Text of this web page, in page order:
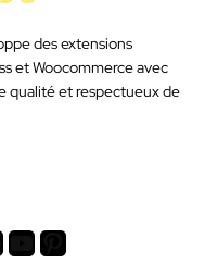
des extensions
et Woocommerce avec
qualité et respectueux de
Youtube Pinterest